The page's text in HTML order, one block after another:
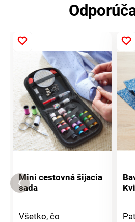
Mini cestovná šijacia
sada
Všetko, čo